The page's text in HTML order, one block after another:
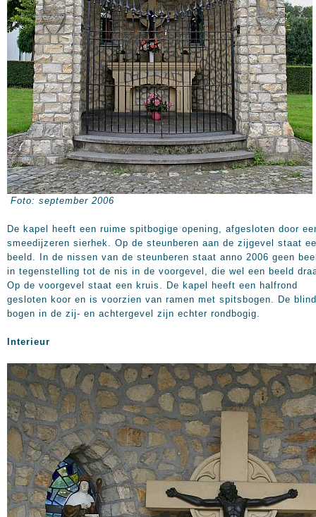
Foto: september 2006
De kapel heeft een ruime spitbogige opening, afgesloten door
smeedijzeren sierhek. Op de steunberen aan de zijgevel staat
beeld. In de nissen van de steunberen staat anno 2006 geen
in tegenstelling tot de nis in de voorgevel, die wel een beeld
Op de voorgevel staat een kruis. De kapel heeft een halfrond
gesloten koor en is voorzien van ramen met spitsbogen. De
bogen in de zij- en achtergevel zijn echter rondbogig.
Interieur